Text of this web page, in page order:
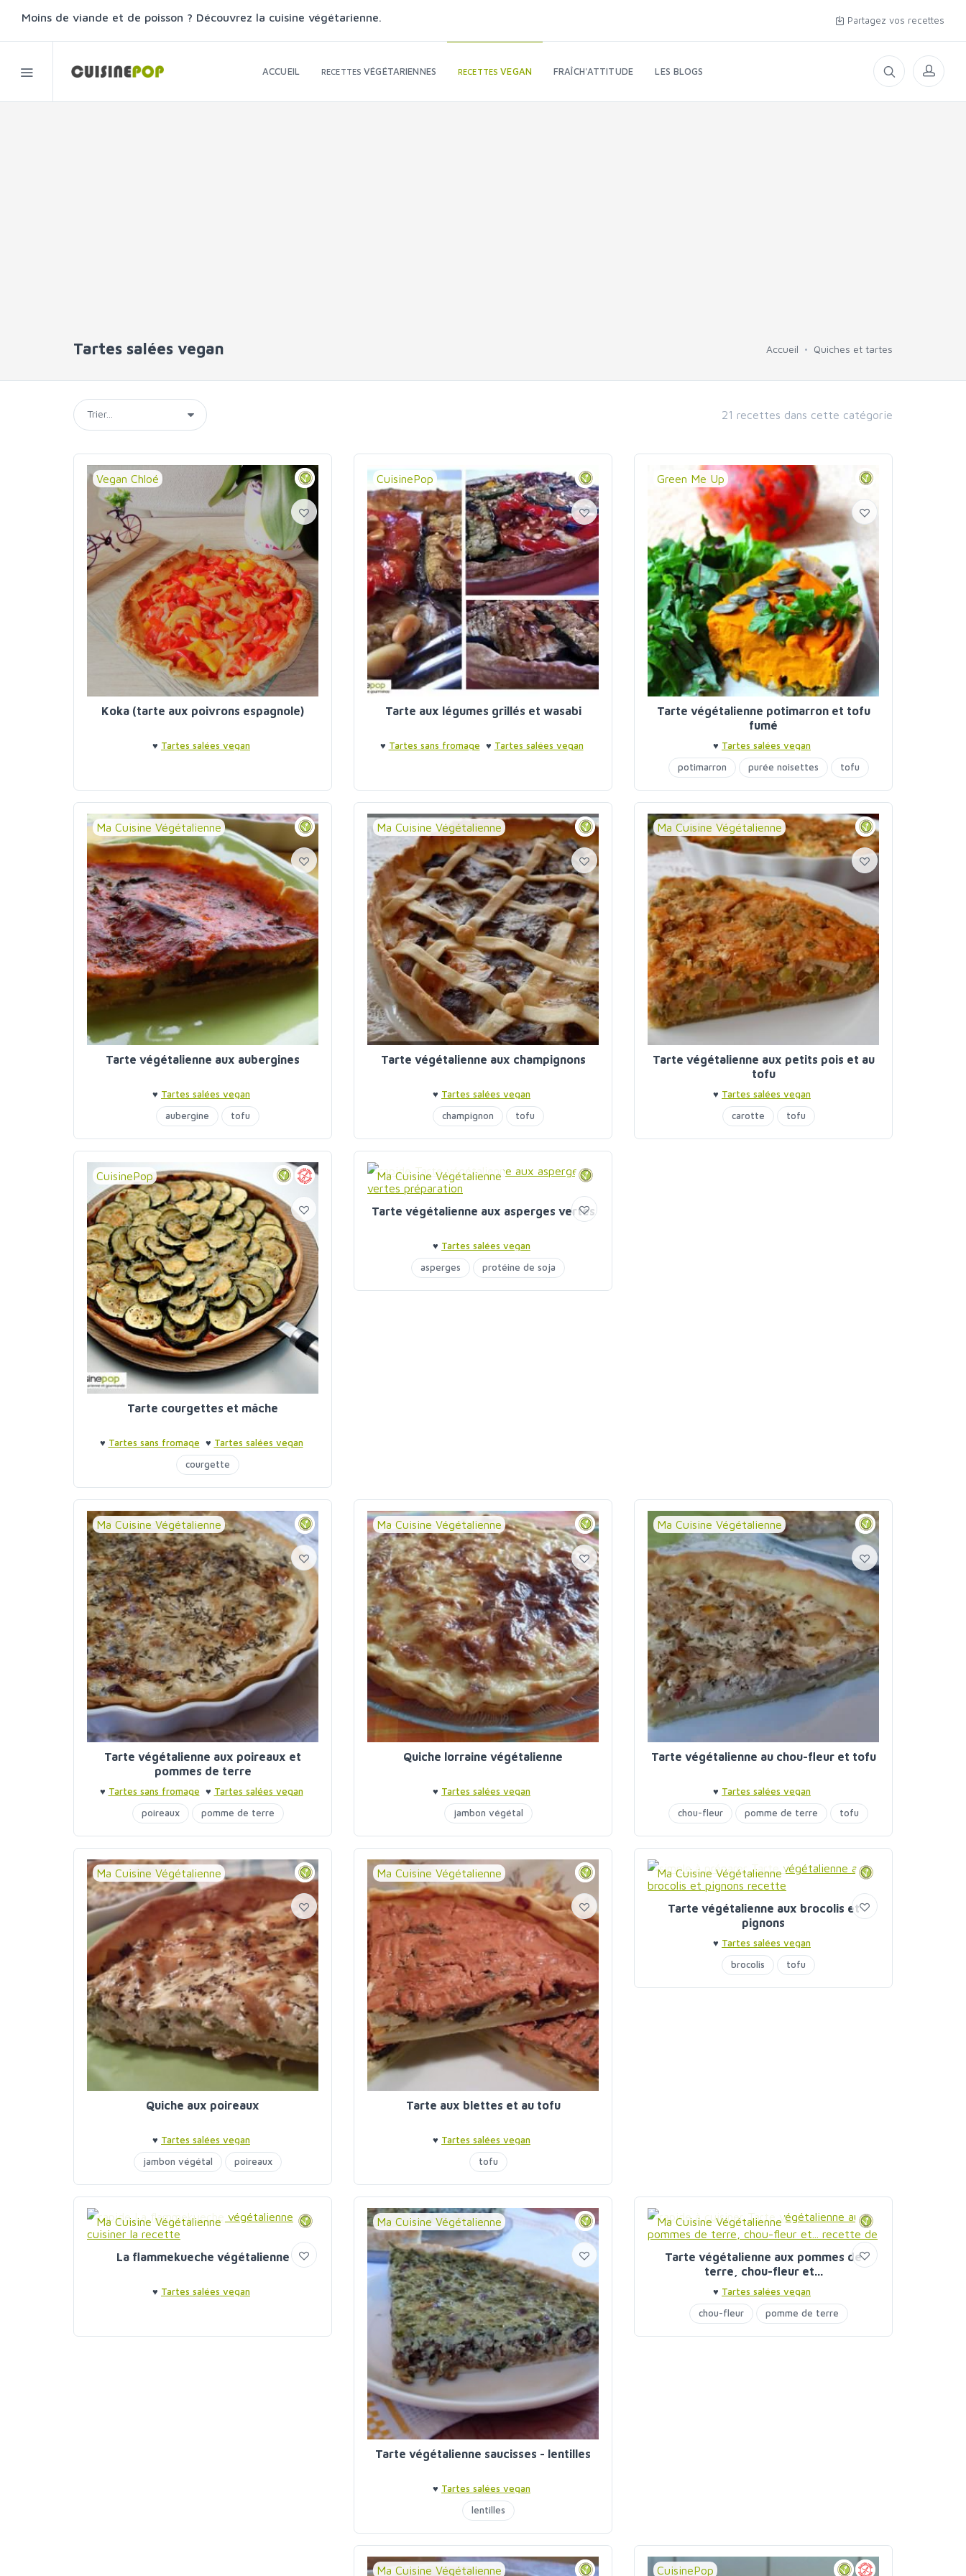
Moins de viande et de poisson ? Découvrez la cuisine végétarienne. Partagez vos recettes
ACCUEIL RECETTESVÉGÉTARIENNES RECETTESVEGAN FRAÎCH'ATTITUDE LES BLOGS
Tartes salées vegan Accueil Quiches et tartes
21 recettes dans cette catégorie
Vegan Chloé
Koka (tarte aux poivrons espagnole)
♥ Tartes salées vegan
CuisinePop
Tarte aux légumes grillés et wasabi
♥ Tartes sans fromage ♥ Tartes salées vegan
Green Me Up
Tarte végétalienne potimarron et tofu
fumé
♥ Tartes salées vegan
potimarron
purée noisettes tofu
Ma Cuisine Végétalienne
Tarte végétalienne aux aubergines
♥ Tartes salées vegan
aubergine
tofu
Ma Cuisine Végétalienne
Tarte végétalienne aux champignons
♥ Tartes salées vegan
champignon
tofu
Ma Cuisine Végétalienne
Tarte végétalienne aux petits pois et au
tofu
♥ Tartes salées vegan
carotte
tofu
CuisinePop
Tarte courgettes et mâche
♥ Tartes sans fromage ♥ Tartes salées vegan
courgette
Ma Cuisine Végétalienne
Tarte végétalienne aux asperges vertes
♥ Tartes salées vegan
asperges
protéine de soja
Ma Cuisine Végétalienne
Tarte végétalienne aux poireaux et
pommes de terre
♥ Tartes sans fromage ♥ Tartes salées vegan
poireaux
pomme de terre
Ma Cuisine Végétalienne
Quiche lorraine végétalienne
♥ Tartes salées vegan
jambon végétal
Ma Cuisine Végétalienne
Tarte végétalienne au chou-fleur et tofu
♥ Tartes salées vegan
chou-fleur
pomme de terre tofu
Ma Cuisine Végétalienne
Quiche aux poireaux
♥ Tartes salées vegan
jambon végétal
poireaux
Ma Cuisine Végétalienne
Tarte aux blettes et au tofu
♥ Tartes salées vegan
tofu
Ma Cuisine Végétalienne
Tarte végétalienne aux brocolis et
pignons
♥ Tartes salées vegan
brocolis
tofu
Ma Cuisine Végétalienne
La flammekueche végétalienne
♥ Tartes salées vegan
Ma Cuisine Végétalienne
Tarte végétalienne saucisses - lentilles
♥ Tartes salées vegan
lentilles
Ma Cuisine Végétalienne
Tarte végétalienne aux pommes de
terre, chou-fleur et...
♥ Tartes salées vegan
chou-fleur
pomme de terre
Ma Cuisine Végétalienne CuisinePop